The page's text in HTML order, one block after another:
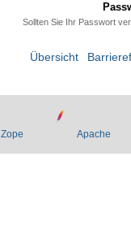
Sollten Sie Ihr Passwort
Übersicht
Zope Apache